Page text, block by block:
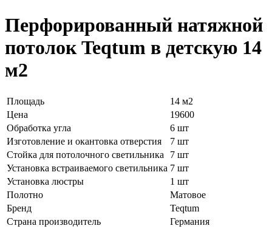
Перфорированный натяжной
потолок Teqtum в детскую 14
м2
Площадь
14 м2
Цена
19600
Обработка угла
6 шт
Изготовление и окантовка отверстия
7 шт
Стойка для потолочного светильника
7 шт
Установка встраиваемого светильника 7 шт
Установка люстры
1 шт
Полотно
Матовое
Бренд
Teqtum
Страна производитель
Германия